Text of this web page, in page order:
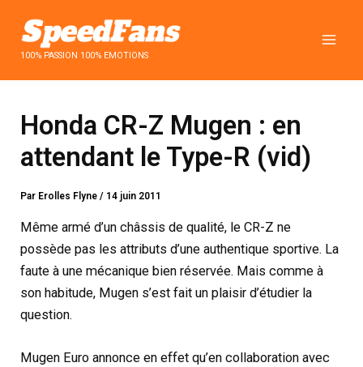
contenu100% PASSION 100% EMOTIONS
Honda CR-Z Mugen : en
attendant le Type-R (vid)
Par Erolles Flyne/ 14 juin 2011
Même armé d’un châssis de qualité, le CR-Z ne
possède pas les attributs d’une authentique sportive. La
faute à une mécanique bien réservée. Mais comme à
son habitude, Mugen s’est fait un plaisir d’étudier la
question.
Mugen Euro annonce en effet qu’en collaboration avec